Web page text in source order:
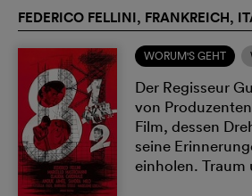
FEDERICO FELLINI, FRANKREICH,
WORUM'S GEHT
Der Regisseur
von
Film, dessen
seine
einholen.